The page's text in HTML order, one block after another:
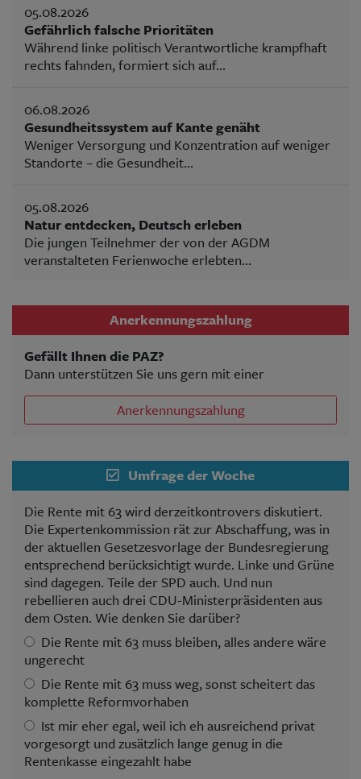
05.08.2026
Gefährlich falsche Prioritäten
Während linke politisch Verantwortliche krampfhaft
rechts fahnden, formiert sich auf...
06.08.2026
Gesundheitssystem auf Kante genäht
Weniger Versorgung und Konzentration auf weniger
Standorte – die Gesundheit...
05.08.2026
Natur entdecken, Deutsch erleben
Die jungen Teilnehmer der von der AGDM
veranstalteten Ferienwoche erlebten...
Anerkennungszahlung
Gefällt Ihnen die PAZ?
Dann unterstützen Sie uns gern mit einer
Anerkennungszahlung
Umfrage der Woche
Die Rente mit 63 wird derzeitkontrovers diskutiert.
Die Expertenkommission rät zur Abschaffung, was in
der aktuellen Gesetzesvorlage der Bundesregierung
entsprechend berücksichtigt wurde. Linke und Grüne
sind dagegen. Teile der SPD auch. Und nun
rebellieren auch drei CDU-Ministerpräsidenten aus
dem Osten. Wie denken Sie darüber?
Die Rente mit 63 muss bleiben, alles andere wäre
ungerecht
Die Rente mit 63 muss weg, sonst scheitert das
komplette Reformvorhaben
Ist mir eher egal, weil ich eh ausreichend privat
vorgesorgt und zusätzlich lange genug in die
Rentenkasse eingezahlt habe